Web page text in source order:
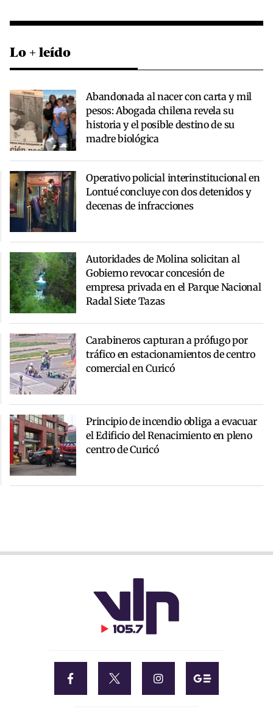
Lo + leído
Abandonada al nacer con carta y mil
pesos: Abogada chilena revela su
historia y el posible destino de su
madre biológica
Operativo policial interinstitucional en
Lontué concluye con dos detenidos y
decenas de infracciones
Autoridades de Molina solicitan al
Gobierno revocar concesión de
empresa privada en el Parque Nacional
Radal Siete Tazas
Carabineros capturan a prófugo por
tráfico en estacionamientos de centro
comercial en Curicó
Principio de incendio obliga a evacuar
el Edificio del Renacimiento en pleno
centro de Curicó